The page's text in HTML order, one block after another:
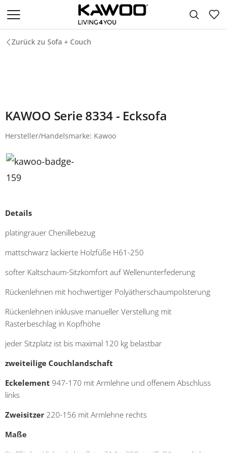
Zum Hauptinhalt springen
Zurück zu Sofa + Couch
KAWOO Serie 8334 - Ecksofa
Hersteller/Handelsmarke: Kawoo
Details
platingrauer Chenillebezug
mattschwarz lackierte Holzfüße H61-250
softer Kaltschaum-Sitzkomfort auf Wellenunterfederung
Rückenlehnen mit hochwertiger Polyätherschaumpolsterung
Rückenlehnen inklusive manueller Verstellung mit
Rasterbeschlag in Kopfhöhe
jeder Sitzplatz ist bis maximal 120 kg belastbar
zweiteilige Couchlandschaft
Eckelement 947-170 mit Armlehne und offenem Abschluss
links
Zweisitzer 220-156 mit Armlehne rechts
Maße